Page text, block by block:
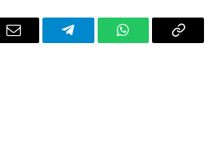
Email TelegramWhatsAppCopy